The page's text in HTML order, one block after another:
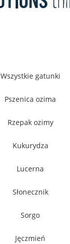
Wszystkie gatunki
Pszenica ozima
Rzepak ozimy
Kukurydza
Lucerna
Słonecznik
Sorgo
Jęczmień